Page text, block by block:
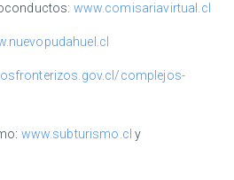
www.comisariavirtual.cl
complejos-
www.subturismo.cl y